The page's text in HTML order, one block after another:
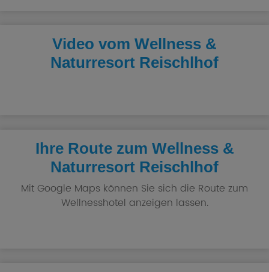
Video vom Wellness &
Naturresort Reischlhof
Ihre Route zum Wellness &
Naturresort Reischlhof
Mit Google Maps können Sie sich die Route zum
Wellnesshotel anzeigen lassen.